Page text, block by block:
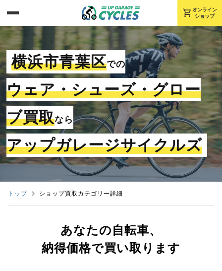
shopping_cart オンライン
ショップ
横浜市青葉区での
ウェア・シューズ・グロー
ブ買取なら
アップガレージサイクルズ
トップ ショップ買取カテゴリー詳細
あなたの自転車、
納得価格で買い取ります